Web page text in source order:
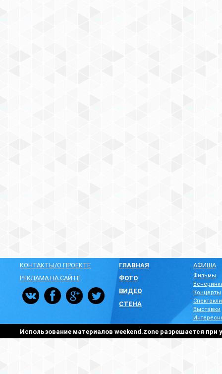
КОНТАКТЫ/О ПРОЕКТЕ
РЕКЛАМА НА САЙТЕ
ГЛАВНАЯ
ФОТО
ВИДЕО
СТЕНА
АФИША
Фильмы
Концерты
Спектакли
Выставки
Использование материалов weekend.zone разрешается